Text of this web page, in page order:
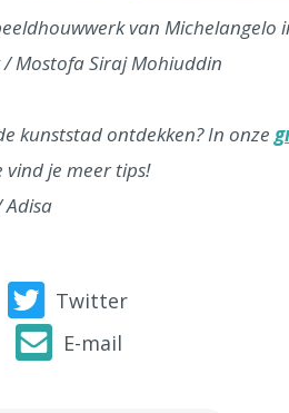
van Michelangelo
Mostofa Siraj Mohiuddin
kunststad ontdekken? In onze
vind je meer tips!
Adisa
Twitter
E-mail